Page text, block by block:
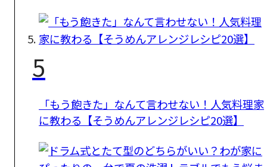
5
「もう飽きた」なんて言わせない！人気料理家
に教わる【そうめんアレンジレシピ20選】